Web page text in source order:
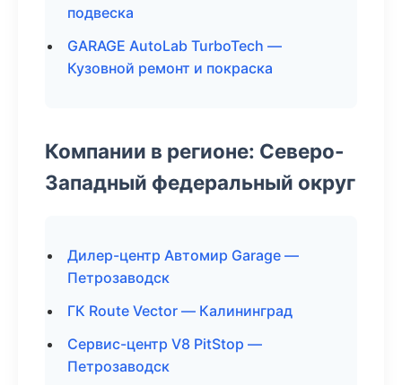
подвеска
GARAGE AutoLab TurboTech —
Кузовной ремонт и покраска
Компании в регионе: Северо-
Западный федеральный округ
Дилер-центр Автомир Garage —
Петрозаводск
ГК Route Vector — Калининград
Сервис-центр V8 PitStop —
Петрозаводск